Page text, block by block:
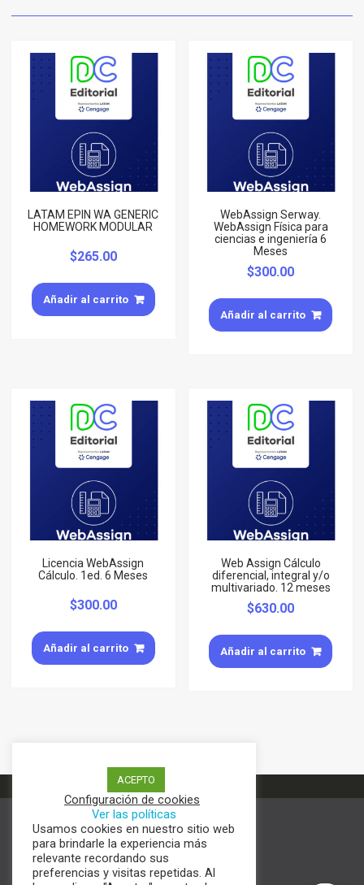
LATAM EPIN WA GENERIC
HOMEWORK MODULAR
$265.00
Añadir al carrito
WebAssign Serway.
WebAssign Física para
ciencias e ingeniería 6
Meses
$300.00
Añadir al carrito
Licencia WebAssign
Cálculo. 1ed. 6 Meses
$300.00
Añadir al carrito
Web Assign Cálculo
diferencial, integral y/o
multivariado. 12 meses
$630.00
Añadir al carrito
Términos y condiciones
Aviso de Privacidad
Política de cookies
ACEPTO
Configuración de cookies
Ver las políticas
Usamos cookies en nuestro sitio web
para brindarle la experiencia más
relevante recordando sus
preferencias y visitas repetidas. Al